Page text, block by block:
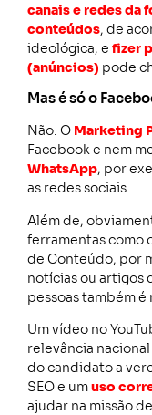
canais e redes da
conteúdos, de
ideológica, e fizer
(anúncios) pode
Mas é só o
Não. O Marketing
Facebook e nem
WhatsApp, por
as redes sociais.
Além de,
ferramentas como
de Conteúdo, por
notícias ou artigos
pessoas também
Um vídeo no
relevância
do candidato a
SEO e umuso
ajudar na missão